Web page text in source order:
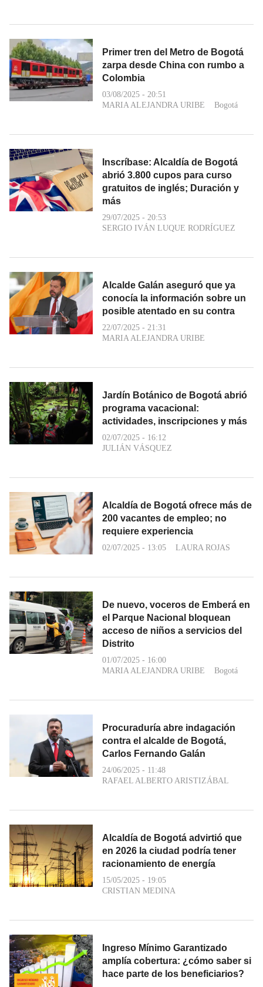
Primer tren del Metro de Bogotá
zarpa desde China con rumbo a
Colombia
03/08/2025 - 20:51
MARIA ALEJANDRA URIBE
Bogotá
Inscríbase: Alcaldía de Bogotá
abrió 3.800 cupos para curso
gratuitos de inglés; Duración y
más
29/07/2025 - 20:53
SERGIO IVÁN LUQUE RODRÍGUEZ
Alcalde Galán aseguró que ya
conocía la información sobre un
posible atentado en su contra
22/07/2025 - 21:31
MARIA ALEJANDRA URIBE
Jardín Botánico de Bogotá abrió
programa vacacional:
actividades, inscripciones y más
02/07/2025 - 16:12
JULIÁN VÁSQUEZ
Alcaldía de Bogotá ofrece más de
200 vacantes de empleo; no
requiere experiencia
02/07/2025 - 13:05 LAURA ROJAS
De nuevo, voceros de Emberá en
el Parque Nacional bloquean
acceso de niños a servicios del
Distrito
01/07/2025 - 16:00
MARIA ALEJANDRA URIBE
Bogotá
Procuraduría abre indagación
contra el alcalde de Bogotá,
Carlos Fernando Galán
24/06/2025 - 11:48
RAFAEL ALBERTO ARISTIZÁBAL
Alcaldía de Bogotá advirtió que
en 2026 la ciudad podría tener
racionamiento de energía
15/05/2025 - 19:05
CRISTIAN MEDINA
Ingreso Mínimo Garantizado
amplía cobertura: ¿cómo saber si
hace parte de los beneficiarios?